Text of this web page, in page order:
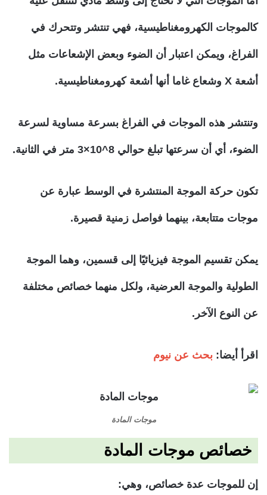
كالموجات الكهرومغناطيسية، فهي تنتشر وتتحرك في
الفراغ، ويمكن اعتبار أن الضوء وبعض الإشعاعات مثل
أشعة X وشعاع غاما أنها أشعة كهرومغناطيسية.
وتنتشر هذه الموجات في الفراغ بسرعة مساوية لسرعة
الضوء، أي أن سرعتها تبلغ حوالي 8^10×3 متر في الثانية.
تكون حركة الموجة المنتشرة في الوسط عبارة عن
موجات متتابعة، بينهما فواصل زمنية قصيرة.
يمكن تقسيم الموجة فيزيائيًا إلى قسمين، وهما الموجة
الطولية والموجة العرضية، ولكل منهما خصائص مختلفة
عن النوع الآخر.
اقرأ أيضا: بحث عن نيوم
موجات المادة
خصائص موجات المادة
إن للموجات عدة خصائص، وهي: